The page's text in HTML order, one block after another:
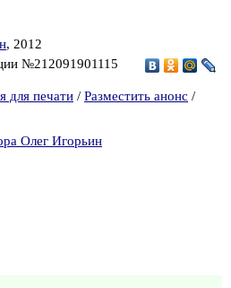
, 2012
№212091901115
для печати / Разместить анонс /
Олег Игорьин